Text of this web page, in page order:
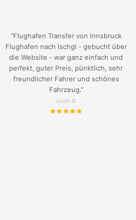
“Flughafen Transfer von Innsbruck
Flughafen nach Ischgl - gebucht über
die Website - war ganz einfach und
perfekt, guter Preis, pünktlich, sehr
freundlicher Fahrer und schönes
Fahrzeug.”
Justin B.